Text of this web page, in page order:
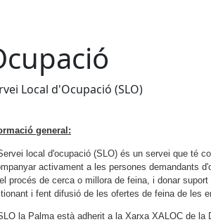
Local d'Ocupació (SLO)
general:
local d'ocupació (SLO) és un servei que té
activament a les persones demandants
procés de cerca o millora de feina, i donar
i fent difusió de les ofertes de feina de les
la Palma està adherit a la Xarxa XALOC de la